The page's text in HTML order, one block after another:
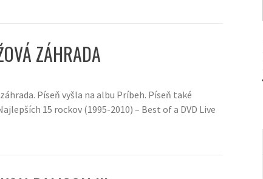
ZÁHRADA
Píseň vyšla na albu Príbeh. Píseň také
15 rockov (1995-2010) – Best of a DVD Live